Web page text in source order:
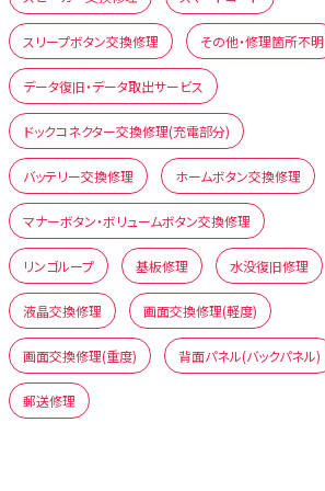
スリープボタン交換修理 その他・修理箇所不明
データ復旧・データ取出サービス
ドックコネクター交換修理(充電部分)
バッテリー交換修理 ホームボタン交換修理
マナーボタン・ボリュームボタン交換修理
リンゴループ 基板修理 水没復旧修理
液晶交換修理 画面交換修理(軽度)
画面交換修理(重度) 背面パネル(バックパネル)
郵送修理